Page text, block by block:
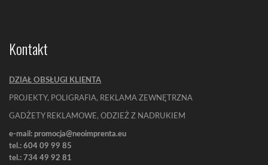
Kontakt
DZIAŁ OBSŁUGI KLIENTA
PROJEKTY, POLIGRAFIA, REKLAMA ZEWNĘTRZNA
GADŻETY REKLAMOWE, ODZIEŻ Z NADRUKIEM
e-mail: promocja@neoimprenta.eu
tel.: 604 09 99 85
tel.: 734 49 92 81